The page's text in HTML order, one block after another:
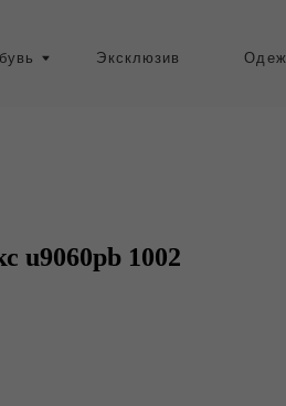
Эксклюзив
u9060pb 1002